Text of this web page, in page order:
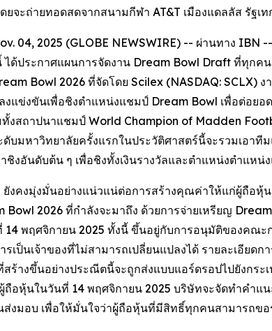
ยจะถ่ายทอดสดจากสนามกีฬา AT&T เมืองแดลลัส รัฐเ
04, 2025 (GLOBE NEWSWIRE) -- ผ่านทาง
ได้ประกาศแผนการจัดงาน Dream Bowl Draft ที่ทุกค
Bowl 2026 ที่จัดโดย Scilex (NASDAQ:
งแข่งขันเพื่อชิงตำแหน่งแชมป์ Dream Bowl เพื่อต่อ
งสถาปนาแชมป์ World Champion of Madden
ดับมหาวิทยาลัยครั้งแรกในประวัติศาสตร์นี้จะรวมเอา
ชิงอันดับต้น ๆ เพื่อชิงทั้งเงินรางวัลและตำแหน่งตำแหน่
งคงมุ่งมั่นอย่างแน่วแน่ต่อการสร้างคุณค่าให้แก่ผู้ถือหุ้
Bowl 2026 ที่กำลังจะมาถึง ด้วยการจ่ายเหรียญ
พฤศจิกายน 2025 ทั้งนี้ ขึ้นอยู่กับการอนุมัติของคณะ
รเป็นเจ้าของที่ไม่สามารถเปลี่ยนแปลงได้ รายละเอียด
สร้างขึ้นอย่างประณีตนี้จะถูกส่งแบบแอร์ดรอปไปยังกร
อหุ้นในวันที่ 14 พฤศจิกายน 2025 บริษัทจะจัดทำคำแน
ส่งมอบ เพื่อให้มั่นใจว่าผู้ถือหุ้นที่มีสิทธิ์ทุกคนสามารถข